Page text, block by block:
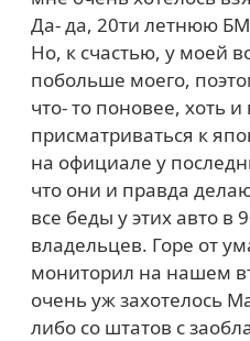
Да- да, 20ти летнюю
Но, к счастью, у моей
побольше моего,
что- то поновее, хоть
присматриваться к
на официале у
что они и правда
все беды у этих авто в
владельцев. Горе от
мониторил на нашем
очень уж захотелось
либо со штатов с